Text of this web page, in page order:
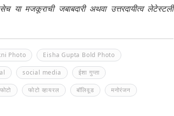
या मजकूराची जबाबदारी अथवा उत्तरदायीत्व लेटेस्टली
Photo Eisha Gupta Bold Photo
social media ईशा गुप्ता
फोटो व्हायरल बॉलिवूड मनोरंजन